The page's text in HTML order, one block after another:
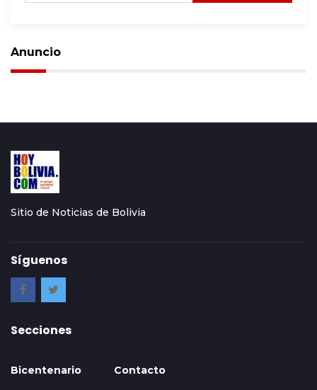
Anuncio
Sitio de Noticias de Bolivia
Síguenos
Secciones
Bicentenario Contacto